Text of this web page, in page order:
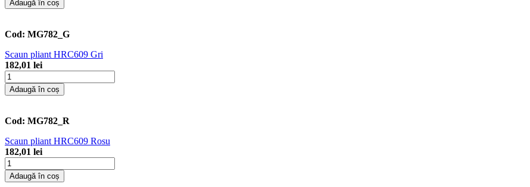
Adaugă în coș
Cod: MG782_G
Scaun pliant HRC609 Gri
182,01 lei
Adaugă în coș
Cod: MG782_R
Scaun pliant HRC609 Rosu
182,01 lei
Adaugă în coș